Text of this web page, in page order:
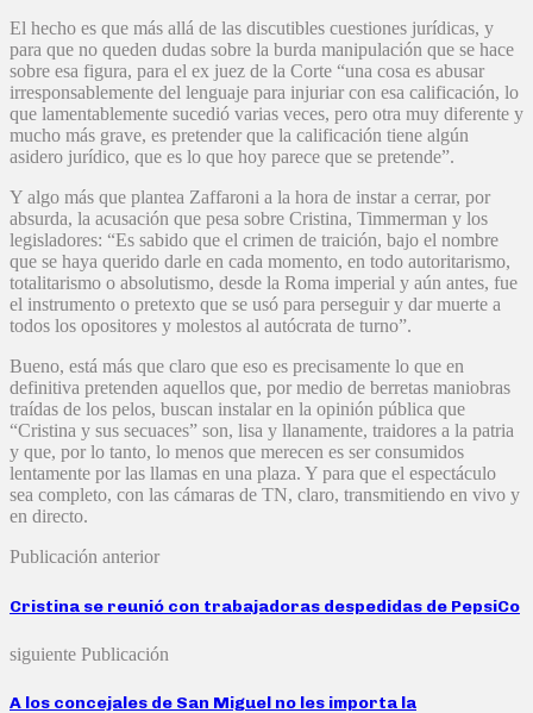
El hecho es que más allá de las discutibles cuestiones jurídicas, y
para que no queden dudas sobre la burda manipulación que se hace
sobre esa figura, para el ex juez de la Corte “una cosa es abusar
irresponsablemente del lenguaje para injuriar con esa calificación, lo
que lamentablemente sucedió varias veces, pero otra muy diferente y
mucho más grave, es pretender que la calificación tiene algún
asidero jurídico, que es lo que hoy parece que se pretende”.
Y algo más que plantea Zaffaroni a la hora de instar a cerrar, por
absurda, la acusación que pesa sobre Cristina, Timmerman y los
legisladores: “Es sabido que el crimen de traición, bajo el nombre
que se haya querido darle en cada momento, en todo autoritarismo,
totalitarismo o absolutismo, desde la Roma imperial y aún antes, fue
el instrumento o pretexto que se usó para perseguir y dar muerte a
todos los opositores y molestos al autócrata de turno”.
Bueno, está más que claro que eso es precisamente lo que en
definitiva pretenden aquellos que, por medio de berretas maniobras
traídas de los pelos, buscan instalar en la opinión pública que
“Cristina y sus secuaces” son, lisa y llanamente, traidores a la patria
y que, por lo tanto, lo menos que merecen es ser consumidos
lentamente por las llamas en una plaza. Y para que el espectáculo
sea completo, con las cámaras de TN, claro, transmitiendo en vivo y
en directo.
Publicación anterior
Cristina se reunió con trabajadoras despedidas de PepsiCo
siguiente Publicación
A los concejales de San Miguel no les importa la